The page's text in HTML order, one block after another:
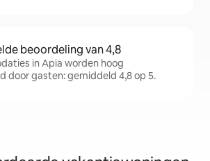
beoordeling van 4,8
in Apia worden hoog
door gasten: gemiddeld 4,8 op 5.